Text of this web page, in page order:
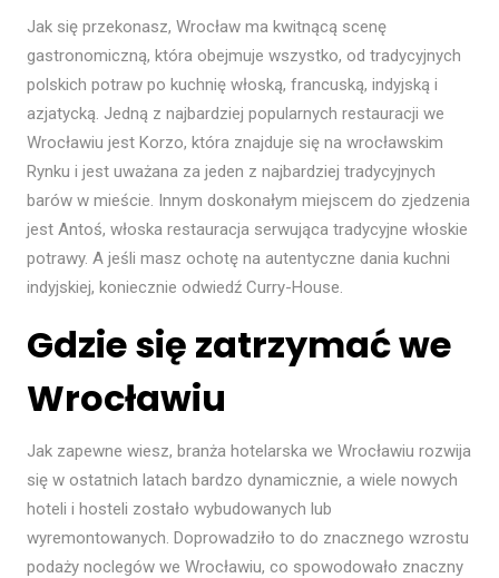
Jak się przekonasz, Wrocław ma kwitnącą scenę
gastronomiczną, która obejmuje wszystko, od tradycyjnych
polskich potraw po kuchnię włoską, francuską, indyjską i
azjatycką. Jedną z najbardziej popularnych restauracji we
Wrocławiu jest Korzo, która znajduje się na wrocławskim
Rynku i jest uważana za jeden z najbardziej tradycyjnych
barów w mieście. Innym doskonałym miejscem do zjedzenia
jest Antoś, włoska restauracja serwująca tradycyjne włoskie
potrawy. A jeśli masz ochotę na autentyczne dania kuchni
indyjskiej, koniecznie odwiedź Curry-House.
Gdzie się zatrzymać we
Wrocławiu
Jak zapewne wiesz, branża hotelarska we Wrocławiu rozwija
się w ostatnich latach bardzo dynamicznie, a wiele nowych
hoteli i hosteli zostało wybudowanych lub
wyremontowanych. Doprowadziło to do znacznego wzrostu
podaży noclegów we Wrocławiu, co spowodowało znaczny